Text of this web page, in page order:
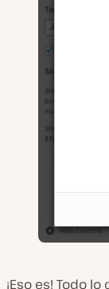
¡Eso es! Todo